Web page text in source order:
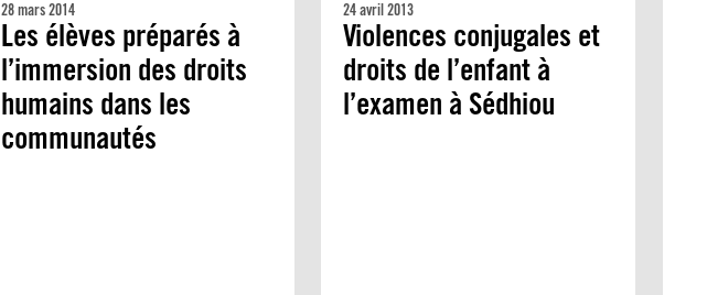
28 mars 2014
Les élèves préparés à
l’immersion des droits
humains dans les
communautés
24 avril 2013
Violences conjugales et
droits de l’enfant à
l’examen à Sédhiou